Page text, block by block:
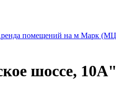
помещений на м Марк
шоссе, 10А"